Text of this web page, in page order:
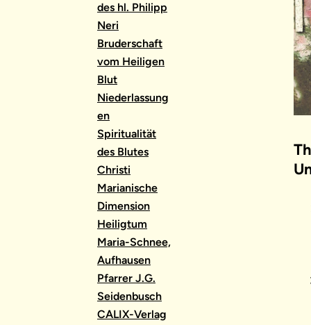
des hl. Philipp
Neri
Bruderschaft
vom Heiligen
Blut
Niederlassung
en
Spiritualität
des Blutes
Christi
Marianische
Dimension
Heiligtum
Maria-Schnee,
Aufhausen
Pfarrer J.G.
Seidenbusch
CALIX-Verlag